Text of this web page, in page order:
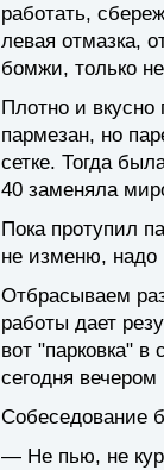
работать,
левая отмазка,
бомжи, только
Плотно и
пармезан, но
сетке. Тогда
40 заменяла
Пока протупил
не изменю, надо
Отбрасываем
работы дает
вот "парковка"
сегодня
Собеседование
— Не пью, не